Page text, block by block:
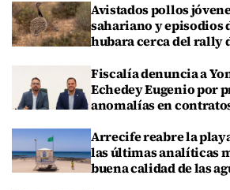
Avistados pollos
sahariano y episodios
hubara cerca del rally
Fiscalía denuncia a
Echedey Eugenio por
anomalías en
Arrecife reabre la
las últimas analíticas
buena calidad de las